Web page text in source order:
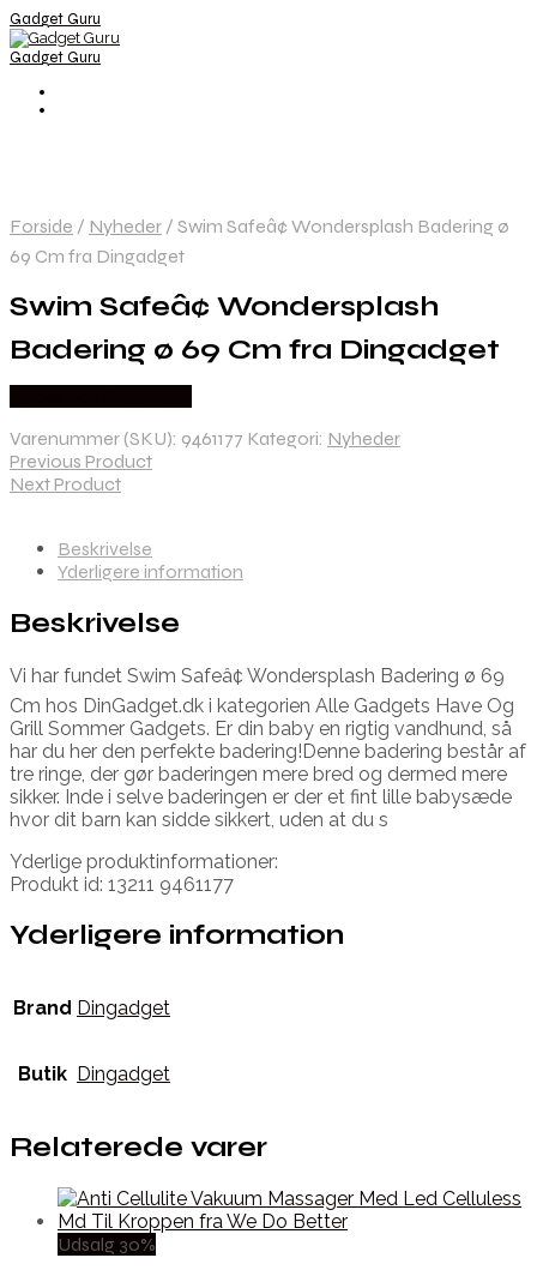
Gadget Guru
Gadget Guru
Forside / Nyheder / Swim Safeâ¢ Wondersplash Badering ø
69 Cm fra Dingadget
Swim Safeâ¢ Wondersplash
Badering ø 69 Cm fra Dingadget
Varenummer (SKU): 9461177 Kategori: Nyheder
Previous Product
Next Product
Beskrivelse
Yderligere information
Beskrivelse
Vi har fundet Swim Safeâ¢ Wondersplash Badering ø 69
Cm hos DinGadget.dk i kategorien Alle Gadgets Have Og
Grill Sommer Gadgets. Er din baby en rigtig vandhund, så
har du her den perfekte badering!Denne badering består af
tre ringe, der gør baderingen mere bred og dermed mere
sikker. Inde i selve baderingen er der et fint lille babysæde
hvor dit barn kan sidde sikkert, uden at du s
Yderlige produktinformationer:
Produkt id: 13211 9461177
Yderligere information
Brand Dingadget
Butik Dingadget
Relaterede varer
Udsalg 30%